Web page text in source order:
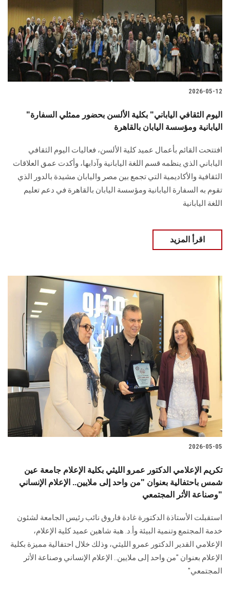
الطلاب
هيئة التدريس
الدراسات العليا
الزائـرون
سجل الان
2026-05-12
"اليوم الثقافي الياباني" بكلية الألسن بحضور ممثلي السفارة
اليابانية ومؤسسة اليابان بالقاهرة
افتتحت القائم بأعمال عميد كلية الألسن، فعاليات اليوم الثقافي
الياباني الذي ينظمه قسم اللغة اليابانية وآدابها، وأكدت عمق العلاقات
الثقافية والأكاديمية التي تجمع بين مصر واليابان مشيدة بالدور الذي
تقوم به السفارة اليابانية ومؤسسة اليابان بالقاهرة في دعم تعليم
اللغة اليابانية
اقرأ المزيد
2026-05-05
تكريم الإعلامي الدكتور عمرو الليثي بكلية الإعلام جامعة عين
شمس باحتفالية بعنوان "من واحد إلى ملايين.. الإعلام الإنساني
وصناعة الأثر المجتمعي"
استقبلت الأستاذة الدكتورة غادة فاروق نائب رئيس الجامعة لشئون
خدمة المجتمع وتنمية البيئة وأ.د. هبة شاهين عميد كلية الإعلام،
الإعلامي القدير الدكتور عمرو الليثي، وذلك خلال احتفالية مميزة بكلية
الإعلام بعنوان "من واحد إلى ملايين.. الإعلام الإنساني وصناعة الأثر
المجتمعي"